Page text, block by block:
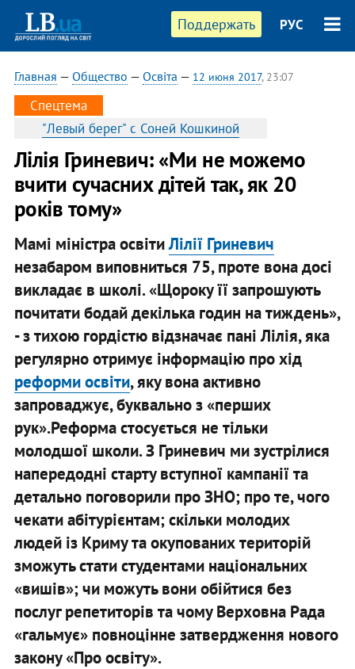
Поддержать РУС
Главная — Общество — Освіта — 12 июня 2017, 23:07
Спецтема
"Левый берег" с Соней Кошкиной
​Лілія Гриневич: «Ми не можемо
вчити сучасних дітей так, як 20
років тому»
Мамі міністра освітиЛілії Гриневич
незабаром виповниться 75, проте вона досі
викладає в школі. «Щороку її запрошують
почитати бодай декілька годин на тиждень»,
- з тихою гордістю відзначає пані Лілія, яка
регулярно отримує інформацію про хід
реформи освіти, яку вона активно
запроваджує, буквально з «перших
рук».Реформа стосується не тільки
молодшої школи. З Гриневич ми зустрілися
напередодні старту вступної кампанії та
детально поговорили про ЗНО; про те, чого
чекати абітурієнтам; скільки молодих
людей із Криму та окупованих територій
зможуть стати студентами національних
«вишів»; чи можуть вони обійтися без
послуг репетиторів та чому Верховна Рада
«гальмує» повноцінне затвердження нового
закону «Про освіту».